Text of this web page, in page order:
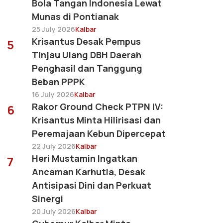
Bola Tangan Indonesia Lewat
Munas di Pontianak
25 July 2026Kalbar
5
Krisantus Desak Pempus
Tinjau Ulang DBH Daerah
Penghasil dan Tanggung
Beban PPPK
16 July 2026Kalbar
6
Rakor Ground Check PTPN IV:
Krisantus Minta Hilirisasi dan
Peremajaan Kebun Dipercepat
22 July 2026Kalbar
7
Heri Mustamin Ingatkan
Ancaman Karhutla, Desak
Antisipasi Dini dan Perkuat
Sinergi
20 July 2026Kalbar